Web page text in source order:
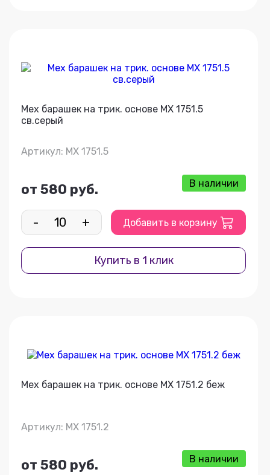
Мех барашек на трик. основе МХ 1751.5
св.серый
Артикул: МХ 1751.5
от 580 руб. В наличии
- + Добавить в корзину
Купить в 1 клик
Мех барашек на трик. основе МХ 1751.2 беж
Артикул: МХ 1751.2
от 580 руб. В наличии